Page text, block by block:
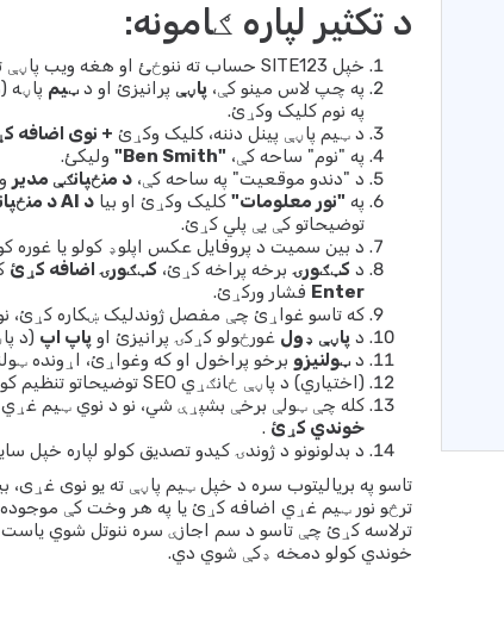
د تکثیر لپاره ګامونه:
خپل SITE123 حساب ته ننوځئ او هغه ویب پاڼې ته لاړ شئ چې تاسو یې ترمیم کول غواړئ.
په چپ لاس مینو کې، پاڼې پرانیزئ او دټیم پاڼه
په نوم کلیک وکړئ.
د ټیم پاڼې پینل دننه، کلیک وکړئ + نوی اضافه
په "نوم" ساحه کې، "Ben Smith"
ولیکئ.
د "دندو موقعیت" په ساحه کې،د منځپانګې مدیر
په "نور معلومات" کلیک وکړئ او بیاد AI د منځپانګې وړاندیز
توضیحاتو کې یې پلي کړئ.
د بین سمیت د پروفایل عکس اپلوډ کولو یا غوره
د کټګورۍ برخه پراخه کړئ، کټګورۍ اضافه کړئ
Enter فشار ورکړئ.
که تاسو غواړئ چې مفصل ژوندلیک ښکاره کړئ،
د پاڼې ډول غورځولو کړکۍ پرانیزئ او پاپ اپ (د پاڼې
دټولنیزو برخو پراخول او که وغواړئ، اړونده
(اختیاري) د پاڼې ځانګړي SEO توضیحاتو تنظیم کولو لپاره
کله چې ټولې برخې بشپړې شي، نو د نوي ټیم غړي
خوندي کړئ .
د بدلونونو د ژوندۍ کیدو تصدیق کولو لپاره خپل
تاسو په بریالیتوب سره د خپل ټیم ​​پاڼې ته یو نوی
ترڅو نور ټیم غړي اضافه کړئ یا په هر وخت کې
ترلاسه کړئ چې تاسو د سم اجازې سره ننوتل شوي
خوندي کولو دمخه ډکې شوي دي.